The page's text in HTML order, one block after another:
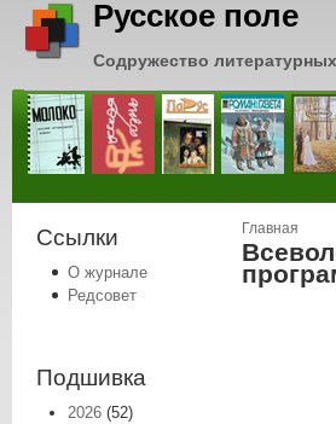
Русское поле
Содружество
Ссылки
О журнале
Редсовет
Подшивка
2026 (52)
Вы здесь
Главная